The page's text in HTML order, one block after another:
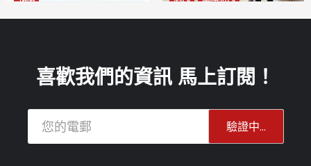
2026-08-10
喜歡我們的資訊 馬上訂閱！